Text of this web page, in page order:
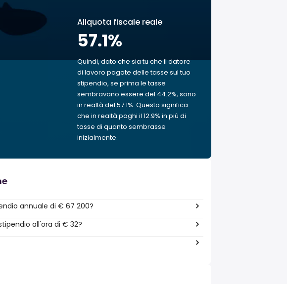
Aliquota fiscale reale
57.1%
Quindi, dato che sia tu che il datore
di lavoro pagate delle tasse sul tuo
stipendio, se prima le tasse
sembravano essere del 44.2%, sono
in realtà del 57.1%. Questo significa
che in realtà paghi il 12.9% in più di
tasse di quanto sembrasse
inizialmente.
annuale di € 67 200?
all'ora di € 32?